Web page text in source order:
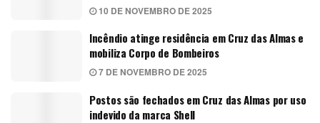
10 DE NOVEMBRO DE 2025
Incêndio atinge residência em Cruz das Almas e
mobiliza Corpo de Bombeiros
7 DE NOVEMBRO DE 2025
Postos são fechados em Cruz das Almas por uso
indevido da marca Shell